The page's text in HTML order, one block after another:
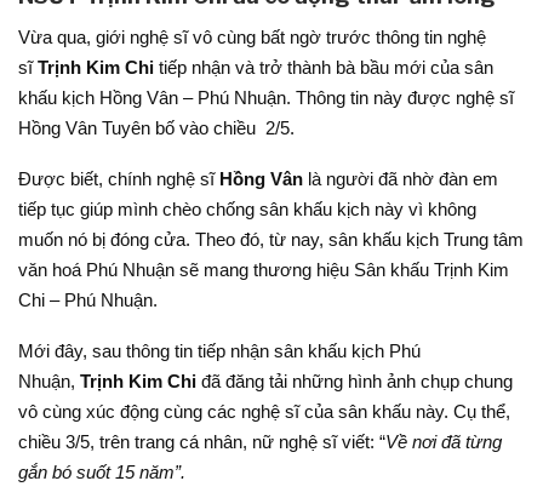
Vừa qua, giới nghệ sĩ vô cùng bất ngờ trước thông tin nghệ
sĩTrịnh Kim Chi tiếp nhận và trở thành bà bầu mới của sân
khấu kịch Hồng Vân – Phú Nhuận. Thông tin này được nghệ sĩ
Hồng Vân Tuyên bố vào chiều 2/5.
Được biết, chính nghệ sĩHồng Vân là người đã nhờ đàn em
tiếp tục giúp mình chèo chống sân khấu kịch này vì không
muốn nó bị đóng cửa. Theo đó, từ nay, sân khấu kịch Trung tâm
văn hoá Phú Nhuận sẽ mang thương hiệu Sân khấu Trịnh Kim
Chi – Phú Nhuận.
Mới đây, sau thông tin tiếp nhận sân khấu kịch Phú
Nhuận, Trịnh Kim Chi đã đăng tải những hình ảnh chụp chung
vô cùng xúc động cùng các nghệ sĩ của sân khấu này. Cụ thể,
chiều 3/5, trên trang cá nhân, nữ nghệ sĩ viết: “Về nơi đã từng
gắn bó suốt 15 năm”.